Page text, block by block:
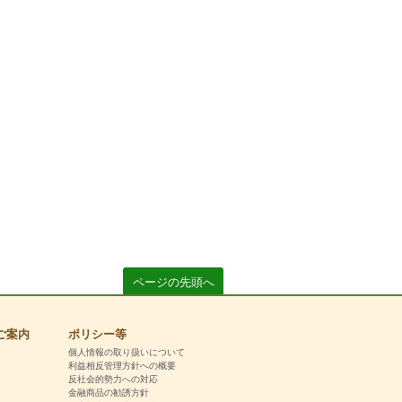
ページの先頭へ
案内 ポリシー等
個人情報の取り扱いについて
利益相反管理方針への概要
反社会的勢力への対応
金融商品の勧誘方針